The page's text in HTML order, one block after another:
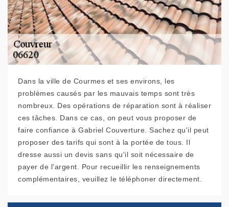
Dans la ville de Courmes et ses environs, les
problèmes causés par les mauvais temps sont très
nombreux. Des opérations de réparation sont à réaliser
ces tâches. Dans ce cas, on peut vous proposer de
faire confiance à Gabriel Couverture. Sachez qu'il peut
proposer des tarifs qui sont à la portée de tous. Il
dresse aussi un devis sans qu'il soit nécessaire de
payer de l'argent. Pour recueillir les renseignements
complémentaires, veuillez le téléphoner directement.